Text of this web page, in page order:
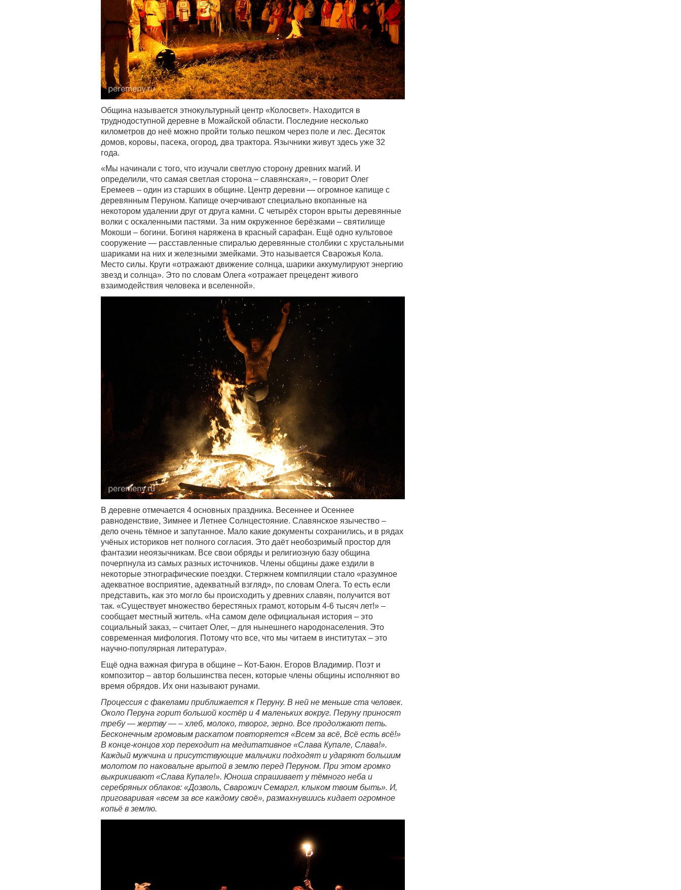
Община называется этнокультурный центр «Колосвет». Находится в
труднодоступной деревне в Можайской области. Последние несколько
километров до неё можно пройти только пешком через поле и лес. Десяток
домов, коровы, пасека, огород, два трактора. Язычники живут здесь уже 32
года.
«Мы начинали с того, что изучали светлую сторону древних магий. И
определили, что самая светлая сторона – славянская», – говорит Олег
Еремеев – один из старших в общине. Центр деревни — огромное капище с
деревянным Перуном. Капище очерчивают специально вкопанные на
некотором удалении друг от друга камни. С четырёх сторон врыты деревянные
волки с оскаленными пастями. За ним окруженное берёзками – святилище
Мокоши – богини. Богиня наряжена в красный сарафан. Ещё одно культовое
сооружение — расставленные спиралью деревянные столбики с хрустальными
шариками на них и железными змейками. Это называется Сварожья Кола.
Место силы. Круги «отражают движение солнца, шарики аккумулируют энергию
звезд и солнца». Это по словам Олега «отражает прецедент живого
взаимодействия человека и вселенной».
В деревне отмечается 4 основных праздника. Весеннее и Осеннее
равноденствие, Зимнее и Летнее Солнцестояние. Славянское язычество –
дело очень тёмное и запутанное. Мало какие документы сохранились, и в рядах
учёных историков нет полного согласия. Это даёт необозримый простор для
фантазии неоязычникам. Все свои обряды и религиозную базу община
почерпнула из самых разных источников. Члены общины даже ездили в
некоторые этнографические поездки. Стержнем компиляции стало «разумное
адекватное восприятие, адекватный взгляд», по словам Олега. То есть если
представить, как это могло бы происходить у древних славян, получится вот
так. «Существует множество берестяных грамот, которым 4-6 тысяч лет!» –
сообщает местный житель. «На самом деле официальная история – это
социальный заказ, – считает Олег, – для нынешнего народонаселения. Это
современная мифология. Потому что все, что мы читаем в институтах – это
научно-популярная литература».
Ещё одна важная фигура в общине – Кот-Баюн. Егоров Владимир. Поэт и
композитор – автор большинства песен, которые члены общины исполняют во
время обрядов. Их они называют рунами.
Процессия с факелами приближается к Перуну. В ней не меньше ста человек.
Около Перуна горит большой костёр и 4 маленьких вокруг. Перуну приносят
требу — жертву — – хлеб, молоко, творог, зерно. Все продолжают петь.
Бесконечным громовым раскатом повторяется «Всем за всё, Всё есть всё!»
В конце-концов хор переходит на медитативное «Слава Купале, Слава!».
Каждый мужчина и присутствующие мальчики подходят и ударяют большим
молотом по наковальне врытой в землю перед Перуном. При этом громко
выкрикивают «Слава Купале!». Юноша спрашивает у тёмного неба и
серебряных облаков: «Дозволь, Сварожич Семаргл, клыком твоим быть». И,
приговаривая «всем за все каждому своё», размахнувшись кидает огромное
копьё в землю.